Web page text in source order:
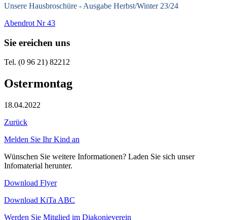
Unsere Hausbroschüre - Ausgabe Herbst/Winter 23/24
Abendrot Nr 43
Sie ereichen uns
Tel. (0 96 21) 82212
Ostermontag
18.04.2022
Zurück
Melden Sie Ihr Kind an
Wünschen Sie weitere Informationen? Laden Sie sich unser
Infomaterial herunter.
Download Flyer
Download KiTa ABC
Werden Sie Mitglied im Diakonieverein